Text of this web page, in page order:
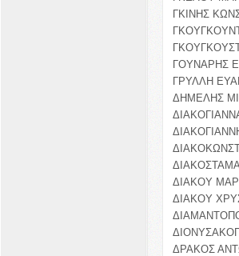
ΓΚΙΝΗΣ
ΓΟΥΝΑΡΗΣ
ΓΡΥΛΛΗ
ΔΗΜΕΛΗΣ
ΔΙΑΚΟΥ
ΔΙΑΚΟΥ
ΔΡΑΚΟΣ